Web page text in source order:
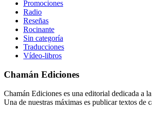
Promociones
Radio
Reseñas
Rocinante
Sin categoría
Traducciones
Vídeo-libros
Chamán Ediciones
Chamán Ediciones es una editorial dedicada a
Una de nuestras máximas es publicar textos de